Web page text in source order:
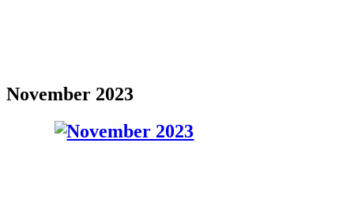
November 2023